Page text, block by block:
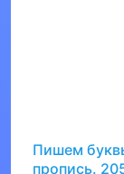
Пишем
пропись.